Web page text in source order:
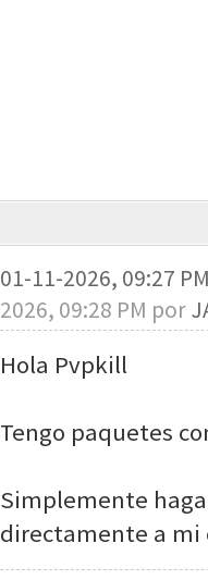
01-11-2026, 09:27
2026, 09:28 PM por
Hola Pvpkill
Tengo paquetes
Simplemente
directamente a mi